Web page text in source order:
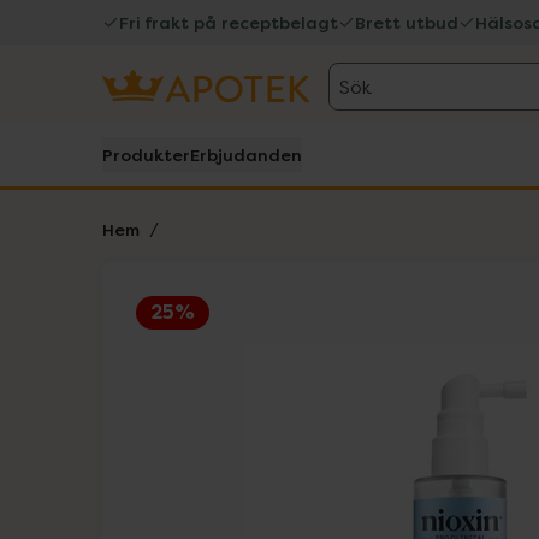
Fri frakt på receptbelagt Brett utbud
Sök
ProdukterErbjudanden
Hem
25%